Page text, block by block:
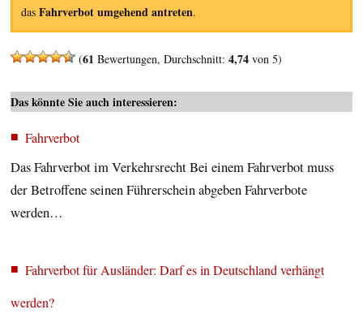
das Fahrverbot umgehend antreten.
(61 Bewertungen, Durchschnitt: 4,74 von 5)
Das könnte Sie auch interessieren:
Fahrverbot
Das Fahrverbot im Verkehrsrecht Bei einem Fahrverbot muss
der Betroffene seinen Führerschein abgeben Fahrverbote
werden…
Fahrverbot für Ausländer: Darf es in Deutschland verhängt
werden?